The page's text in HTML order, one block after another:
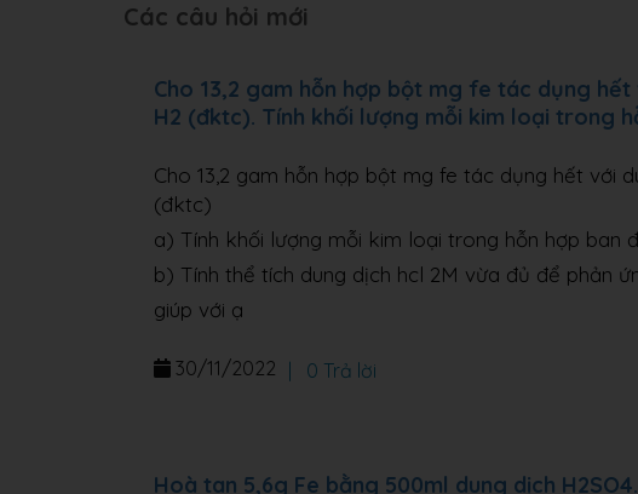
Các câu hỏi mới
Cho 13,2 gam hỗn hợp bột mg fe tác dụng
H2 (đktc). Tính khối lượng mỗi kim loại trong
Cho 13,2 gam hỗn hợp bột mg fe tác dụng hết với
(đktc)
a) Tính khối lượng mỗi kim loại trong hỗn hợp ban
b) Tính thể tích dung dịch hcl 2M vừa đủ để phản
giúp với ạ
30/11/2022 0 Trả lời
Hoà tan 5,6g Fe bằng 500ml dung dịch